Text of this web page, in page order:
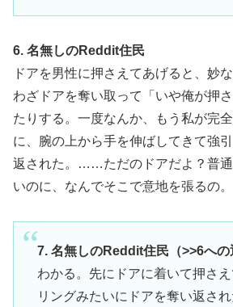
6. 名無しのReddit住民
ドアを男性に押さえてあげると、妙
わざドアを奪い取って「いや俺が押
たりする。一度なんか、もう私が完
に、腕の上から手を伸ばしてきて強
返された。……ただのドアだよ？普
いのに、なんでそこで意地を張るの。
7. 名無しのReddit住民（>>6への
わかる。先にドアに着いて押さ
リングみたいにドアを奪い返さ